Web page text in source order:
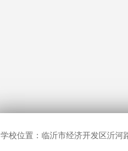
学校位置：临沂市经济开发区沂河